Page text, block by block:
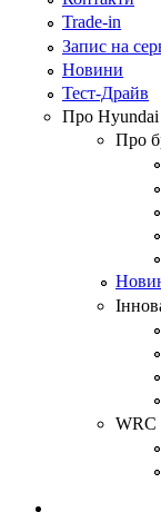
Trade-in
Запис на
Новини
Тест-Драйв
Про Hyundai
Про
WRC